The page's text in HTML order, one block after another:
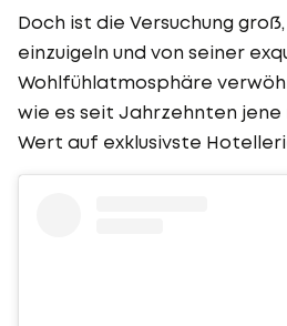
Doch ist die Versuchung
einzuigeln und von seiner
Wohlfühlatmosphäre
wie es seit Jahrzehnten
Wert auf exklusivste